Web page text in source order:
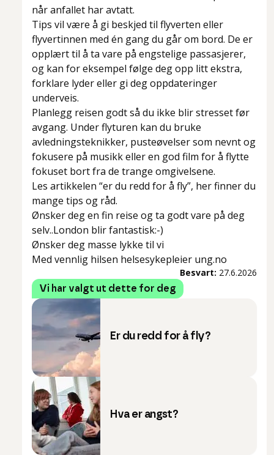
når anfallet har avtatt.
Tips vil være å gi beskjed til flyverten eller
flyvertinnen med én gang du går om bord. De er
opplært til å ta vare på engstelige passasjerer,
og kan for eksempel følge deg opp litt ekstra,
forklare lyder eller gi deg oppdateringer
underveis.
Planlegg reisen godt så du ikke blir stresset før
avgang. Under flyturen kan du bruke
avledningsteknikker, pusteøvelser som nevnt og
fokusere på musikk eller en god film for å flytte
fokuset bort fra de trange omgivelsene.
Les artikkelen “er du redd for å fly”, her finner du
mange tips og råd.
Ønsker deg en fin reise og ta godt vare på deg
selv..London blir fantastisk:-)
Ønsker deg masse lykke til vi
Med vennlig hilsen helsesykepleier ung.no
Besvart: 27.6.2026
Vi har valgt ut dette for deg
Er du redd for å fly?
Hva er angst?